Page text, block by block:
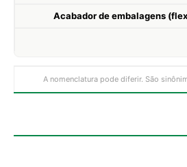
Acabador de embalagens
A nomenclatura pode diferir. São